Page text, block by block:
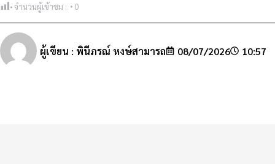
จำนวนผู้เข้าชม : 0
ผู้เขียน : พินีภรณ์ หงษ์สามารถ 08/07/2026 10:57